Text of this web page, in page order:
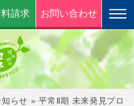
請求 お問い合わせ
らせ »平常Ⅱ期 未来発見プロ